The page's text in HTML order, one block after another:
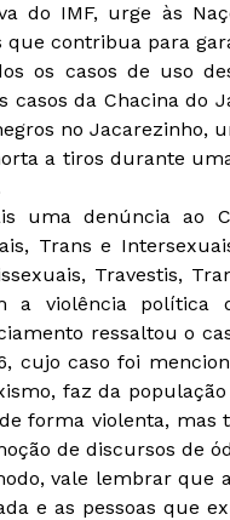
do IMF, urge às
que contribua para
os casos de uso
casos da Chacina do
no Jacarezinho,
a tiros durante
uma denúncia ao
Trans e
Travestis,
a violência política
ressaltou o
cujo caso foi
faz da
forma violenta, mas
de discursos de
vale lembrar que
e as pessoas que